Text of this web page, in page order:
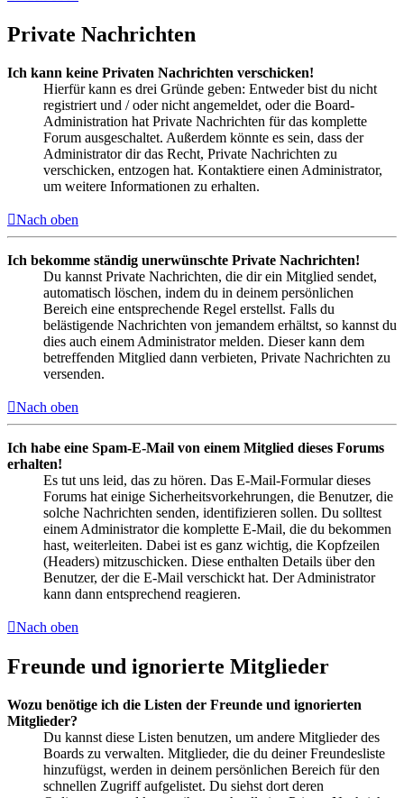
Private Nachrichten
Ich kann keine Privaten Nachrichten verschicken!
Hierfür kann es drei Gründe geben: Entweder bist du nicht
registriert und / oder nicht angemeldet, oder die Board-
Administration hat Private Nachrichten für das komplette
Forum ausgeschaltet. Außerdem könnte es sein, dass der
Administrator dir das Recht, Private Nachrichten zu
verschicken, entzogen hat. Kontaktiere einen Administrator,
um weitere Informationen zu erhalten.
Nach oben
Ich bekomme ständig unerwünschte Private Nachrichten!
Du kannst Private Nachrichten, die dir ein Mitglied sendet,
automatisch löschen, indem du in deinem persönlichen
Bereich eine entsprechende Regel erstellst. Falls du
belästigende Nachrichten von jemandem erhältst, so kannst du
dies auch einem Administrator melden. Dieser kann dem
betreffenden Mitglied dann verbieten, Private Nachrichten zu
versenden.
Nach oben
Ich habe eine Spam-E-Mail von einem Mitglied dieses Forums
erhalten!
Es tut uns leid, das zu hören. Das E-Mail-Formular dieses
Forums hat einige Sicherheitsvorkehrungen, die Benutzer, die
solche Nachrichten senden, identifizieren sollen. Du solltest
einem Administrator die komplette E-Mail, die du bekommen
hast, weiterleiten. Dabei ist es ganz wichtig, die Kopfzeilen
(Headers) mitzuschicken. Diese enthalten Details über den
Benutzer, der die E-Mail verschickt hat. Der Administrator
kann dann entsprechend reagieren.
Nach oben
Freunde und ignorierte Mitglieder
Wozu benötige ich die Listen der Freunde und ignorierten
Mitglieder?
Du kannst diese Listen benutzen, um andere Mitglieder des
Boards zu verwalten. Mitglieder, die du deiner Freundesliste
hinzufügst, werden in deinem persönlichen Bereich für den
schnellen Zugriff aufgelistet. Du siehst dort deren